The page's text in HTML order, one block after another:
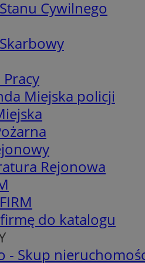
Cywilnego
Pracy
Miejska policji
Rejonowa
do katalogu
- Skup